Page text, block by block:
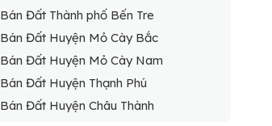
Bán Đất Thành phố Bến Tre
Bán Đất Huyện Mỏ Cày Bắc
Bán Đất Huyện Mỏ Cày Nam
Bán Đất Huyện Thạnh Phú
Bán Đất Huyện Châu Thành